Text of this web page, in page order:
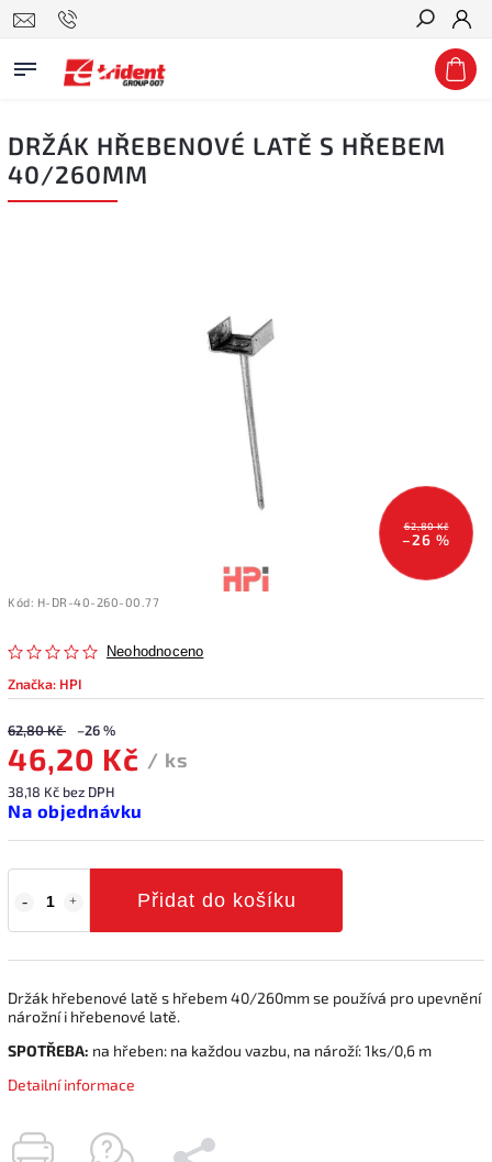
Hledat
DRŽÁK HŘEBENOVÉ LATĚ S HŘEBEM
40/260MM
62,80 Kč
–26 %
Kód: H-DR-40-260-00.77
Neohodnoceno
Značka: HPI
62,80 Kč –26 %
46,20 Kč / ks
38,18 Kč bez DPH
Na objednávku
Přidat do košíku
Držák hřebenové latě s hřebem 40/260mm se používá pro upevnění
nárožní i hřebenové latě.
SPOTŘEBA: na hřeben: na každou vazbu, na nároží: 1ks/0,6 m
Detailní informace